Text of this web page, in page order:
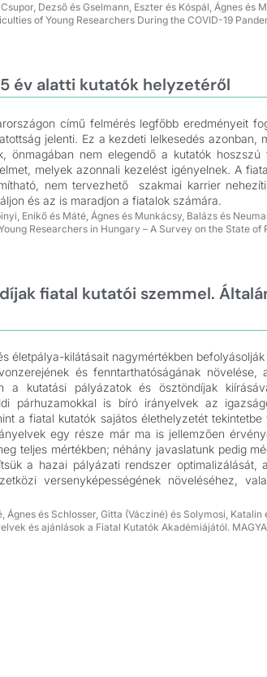
Dezső és Gselmann, Eszter és Kóspál, Ágnes és
of Young Researchers During the COVID-19
év alatti kutatók helyzetéről
című felmérés legfőbb eredményeit
jelenti. Ez a kezdeti lelkesedés
önmagában nem elegendő a kutatók
melyek azonnali kezelést igényelnek. A
nem tervezhető szakmai karrier
és az is maradjon a fiatalok számára.
Enikő és Máté, Ágnes és Munkácsy, Balázs és
Researchers in Hungary – A Survey on the State of
fiatal kutatói szemmel.
életpálya-kilátásait nagymértékben
és fenntarthatóságának növelése,
a kutatási pályázatok és ösztöndíjak
párhuzamokkal is bíró irányelvek az
a fiatal kutatók sajátos élethelyzetét
egy része már ma is jellemzően
teljes mértékben; néhány javaslatunk pedig
a hazai pályázati rendszer
versenyképességének növeléséhez,
Ágnes és Schlosser, Gitta (Vácziné) és Solymosi,
és ajánlások a Fiatal Kutatók Akadémiájától.